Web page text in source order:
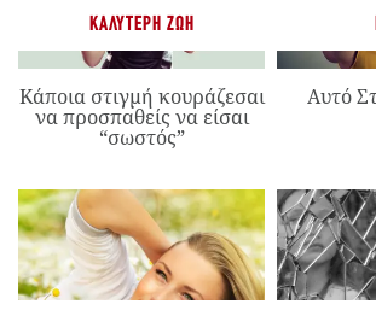
ΚΑΛΎΤΕΡΗ ΖΩΉ
Κάποια στιγμή κουράζεσαι
να προσπαθείς να είσαι
“σωστός”
Αυτό